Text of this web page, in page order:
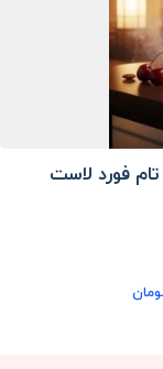
تام فورد لاست